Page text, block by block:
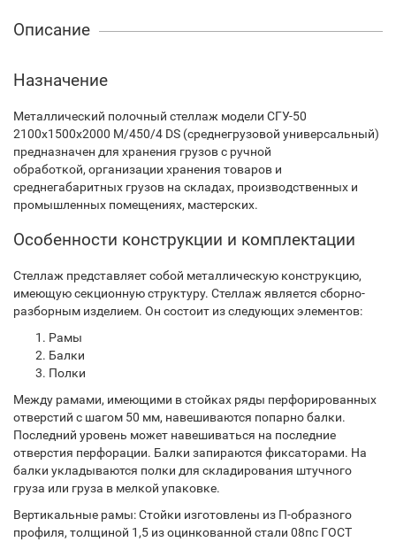
Описание
Назначение
Металлический полочный стеллаж модели СГУ-50
2100х1500х2000 М/450/4 DS (среднегрузовой универсальный)
предназначен для хранения грузов с ручной
обработкой, организации хранения товаров и
среднегабаритных грузов на складах, производственных и
промышленных помещениях, мастерских.
Особенности конструкции и комплектации
Стеллаж представляет собой металлическую конструкцию,
имеющую секционную структуру. Стеллаж является сборно-
разборным изделием. Он состоит из следующих элементов:
Рамы
Балки
Полки
Между рамами, имеющими в стойках ряды перфорированных
отверстий с шагом 50 мм, навешиваются попарно балки.
Последний уровень может навешиваться на последние
отверстия перфорации. Балки запираются фиксаторами. На
балки укладываются полки для складирования штучного
груза или груза в мелкой упаковке.
Вертикальные рамы: Стойки изготовлены из П-образного
профиля, толщиной 1,5 из оцинкованной стали 08пс ГОСТ